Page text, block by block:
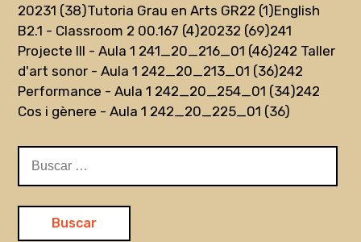
20231 (38)Tutoria Grau en Arts GR22 (1)English
B2.1 - Classroom 2 00.167 (4)20232 (69)241
Projecte III - Aula 1 241_20_216_01 (46)242 Taller
d'art sonor - Aula 1 242_20_213_01 (36)242
Performance - Aula 1 242_20_254_01 (34)242
Cos i gènere - Aula 1 242_20_225_01 (36)